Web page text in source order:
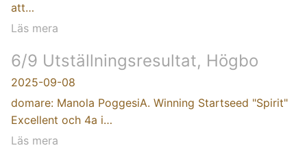
att…
Läs mera
6/9 Utställningsresultat, Högbo
2025-09-08
domare: Manola PoggesiA. Winning Startseed "Spirit"
Excellent och 4a i…
Läs mera